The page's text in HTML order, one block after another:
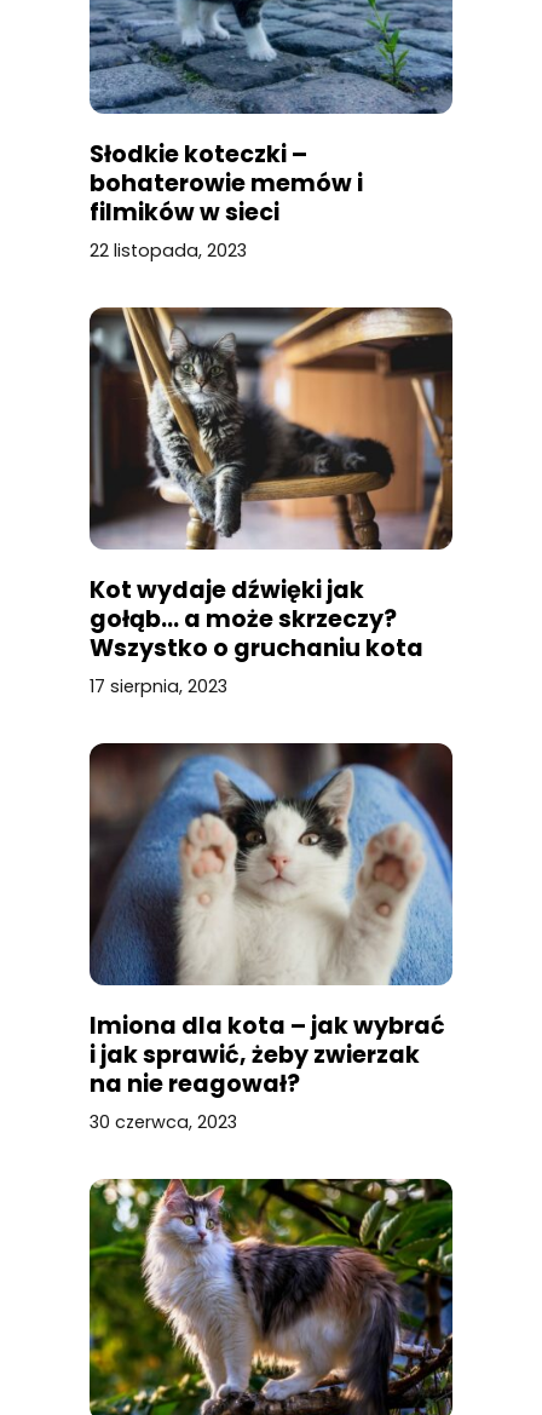
Słodkie koteczki –
bohaterowie memów i
filmików w sieci
22 listopada, 2023
Kot wydaje dźwięki jak
gołąb… a może skrzeczy?
Wszystko o gruchaniu kota
17 sierpnia, 2023
Imiona dla kota – jak wybrać
i jak sprawić, żeby zwierzak
na nie reagował?
30 czerwca, 2023